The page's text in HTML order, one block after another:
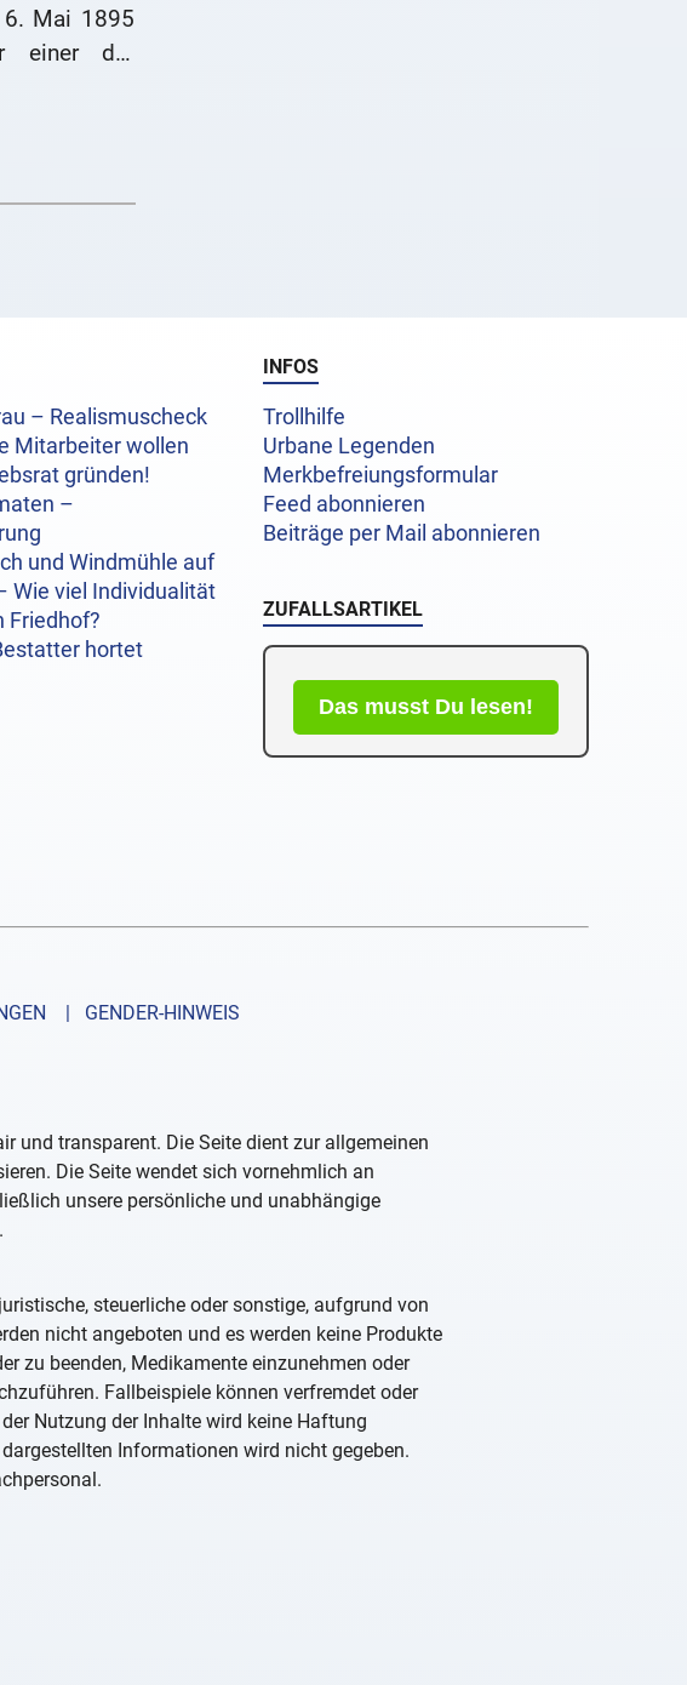
6. Mai 1895
einer der
Mit
– Realismuscheck
Mitarbeiter wollen
gründen!
–
und Windmühle auf
Wie viel Individualität
Friedhof?
hortet
INFOS
Trollhilfe
Urbane Legenden
Merkbefreiungsformular
Feed abonnieren
Beiträge per Mail abonnieren
ZUFALLSARTIKEL
Das musst Du lesen!
| GENDER-HINWEIS
und transparent. Die Seite dient zur allgemeinen
Die Seite wendet sich vornehmlich an
unsere persönliche und unabhängige
steuerliche oder sonstige, aufgrund von
nicht angeboten und es werden keine Produkte
zu beenden, Medikamente einzunehmen oder
Fallbeispiele können verfremdet oder
Nutzung der Inhalte wird keine Haftung
Informationen wird nicht gegeben.